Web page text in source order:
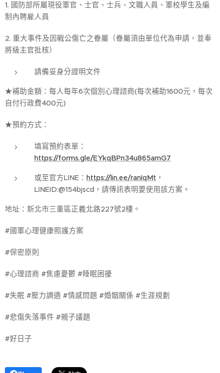
1. 國防部所屬現役軍官、士官、士兵、文職人員、軍校學生及編
制內聘雇人員
2. 重大事件及因戰公傷亡之眷屬（眷屬須由單位代為申請，並奉
將級主官批核）
請備妥身分證明文件
★補助金額：每人每年6次個別心理諮商(每次補助1600元，每次
自付行政費400元)
★預約方式：
填寫預約表單：
https://forms.gle/EYkqBPn34u865amG7
或至官方LINE： https://lin.ee/ranIqMt ，
LINEID:@154bjscd，請傳訊表明要使用該方案。
地址：新北市三重區正義北路227號2樓。
#國軍心理健康照護方案
#保密原則
#心理諮商 #焦慮憂鬱 #睡眠困擾
#失眠 #壓力調適 #情感問題 #婚姻關係 #生涯規劃
#悲傷失落事件 #親子議題
#好日子